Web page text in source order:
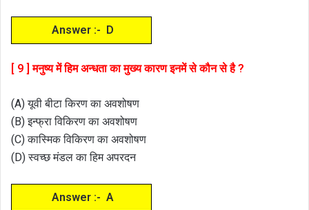
Answer :- D
[ 9 ] मनुष्य में हिम अन्धता का मुख्य कारण इनमें से कौन से है ?
(A) यूवी बीटा किरण का अवशोषण
(B) इन्फ्रा विकिरण का अवशोषण
(C) कास्मिक विकिरण का अवशोषण
(D) स्वच्छ मंडल का हिम अपरदन
Answer :- A